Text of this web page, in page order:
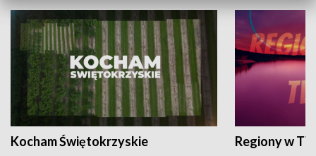
Kocham Świętokrzyskie Regiony w